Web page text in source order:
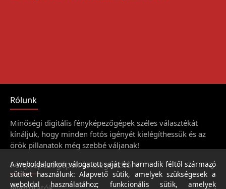
Rólunk
Minőségi digitális fényképezőgépek széles választékát
kínáljuk, hogy minden fotós igényét kielégíthessük és az
örök pillanatok még szebbé váljanak!
Fényképezőgépek és kiegészítői
A weboldalunkon válogatott saját és harmadik féltől származó
sütiket használunk: Alapvető sütik, amelyek szükségesek a
weboldal használatához; funkcionális sütik, amelyek